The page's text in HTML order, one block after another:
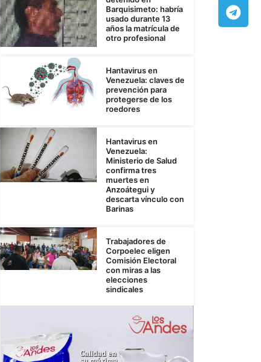
Barquisimeto: habría
usado durante 13
años la matrícula de
otro profesional
Hantavirus en
Venezuela: claves de
prevención para
protegerse de los
roedores
Hantavirus en
Venezuela:
Ministerio de Salud
confirma tres
muertes en
Anzoátegui y
descarta vínculo con
Barinas
Trabajadores de
Corpoelec eligen
Comisión Electoral
con miras a las
elecciones
sindicales